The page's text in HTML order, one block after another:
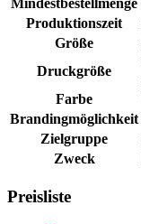
Mindestbestellmenge
Produktionszeit
Größe
Druckgröße
Farbe
Brandingmöglichkeit
Zielgruppe
Zweck
Preisliste